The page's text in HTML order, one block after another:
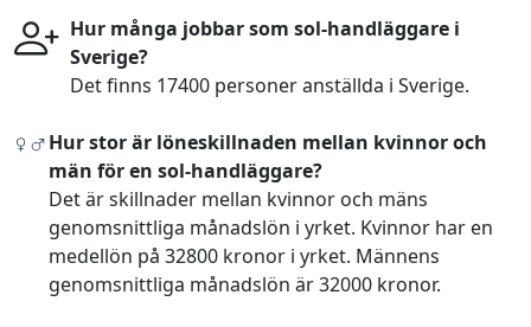
Hur många jobbar som sol-handläggare i
Sverige?
Det finns 17400 personer anställda i Sverige.
Hur stor är löneskillnaden mellan kvinnor och
män för en sol-handläggare?
Det är skillnader mellan kvinnor och mäns
genomsnittliga månadslön i yrket. Kvinnor har en
medellön på 32800 kronor i yrket. Männens
genomsnittliga månadslön är 32000 kronor.